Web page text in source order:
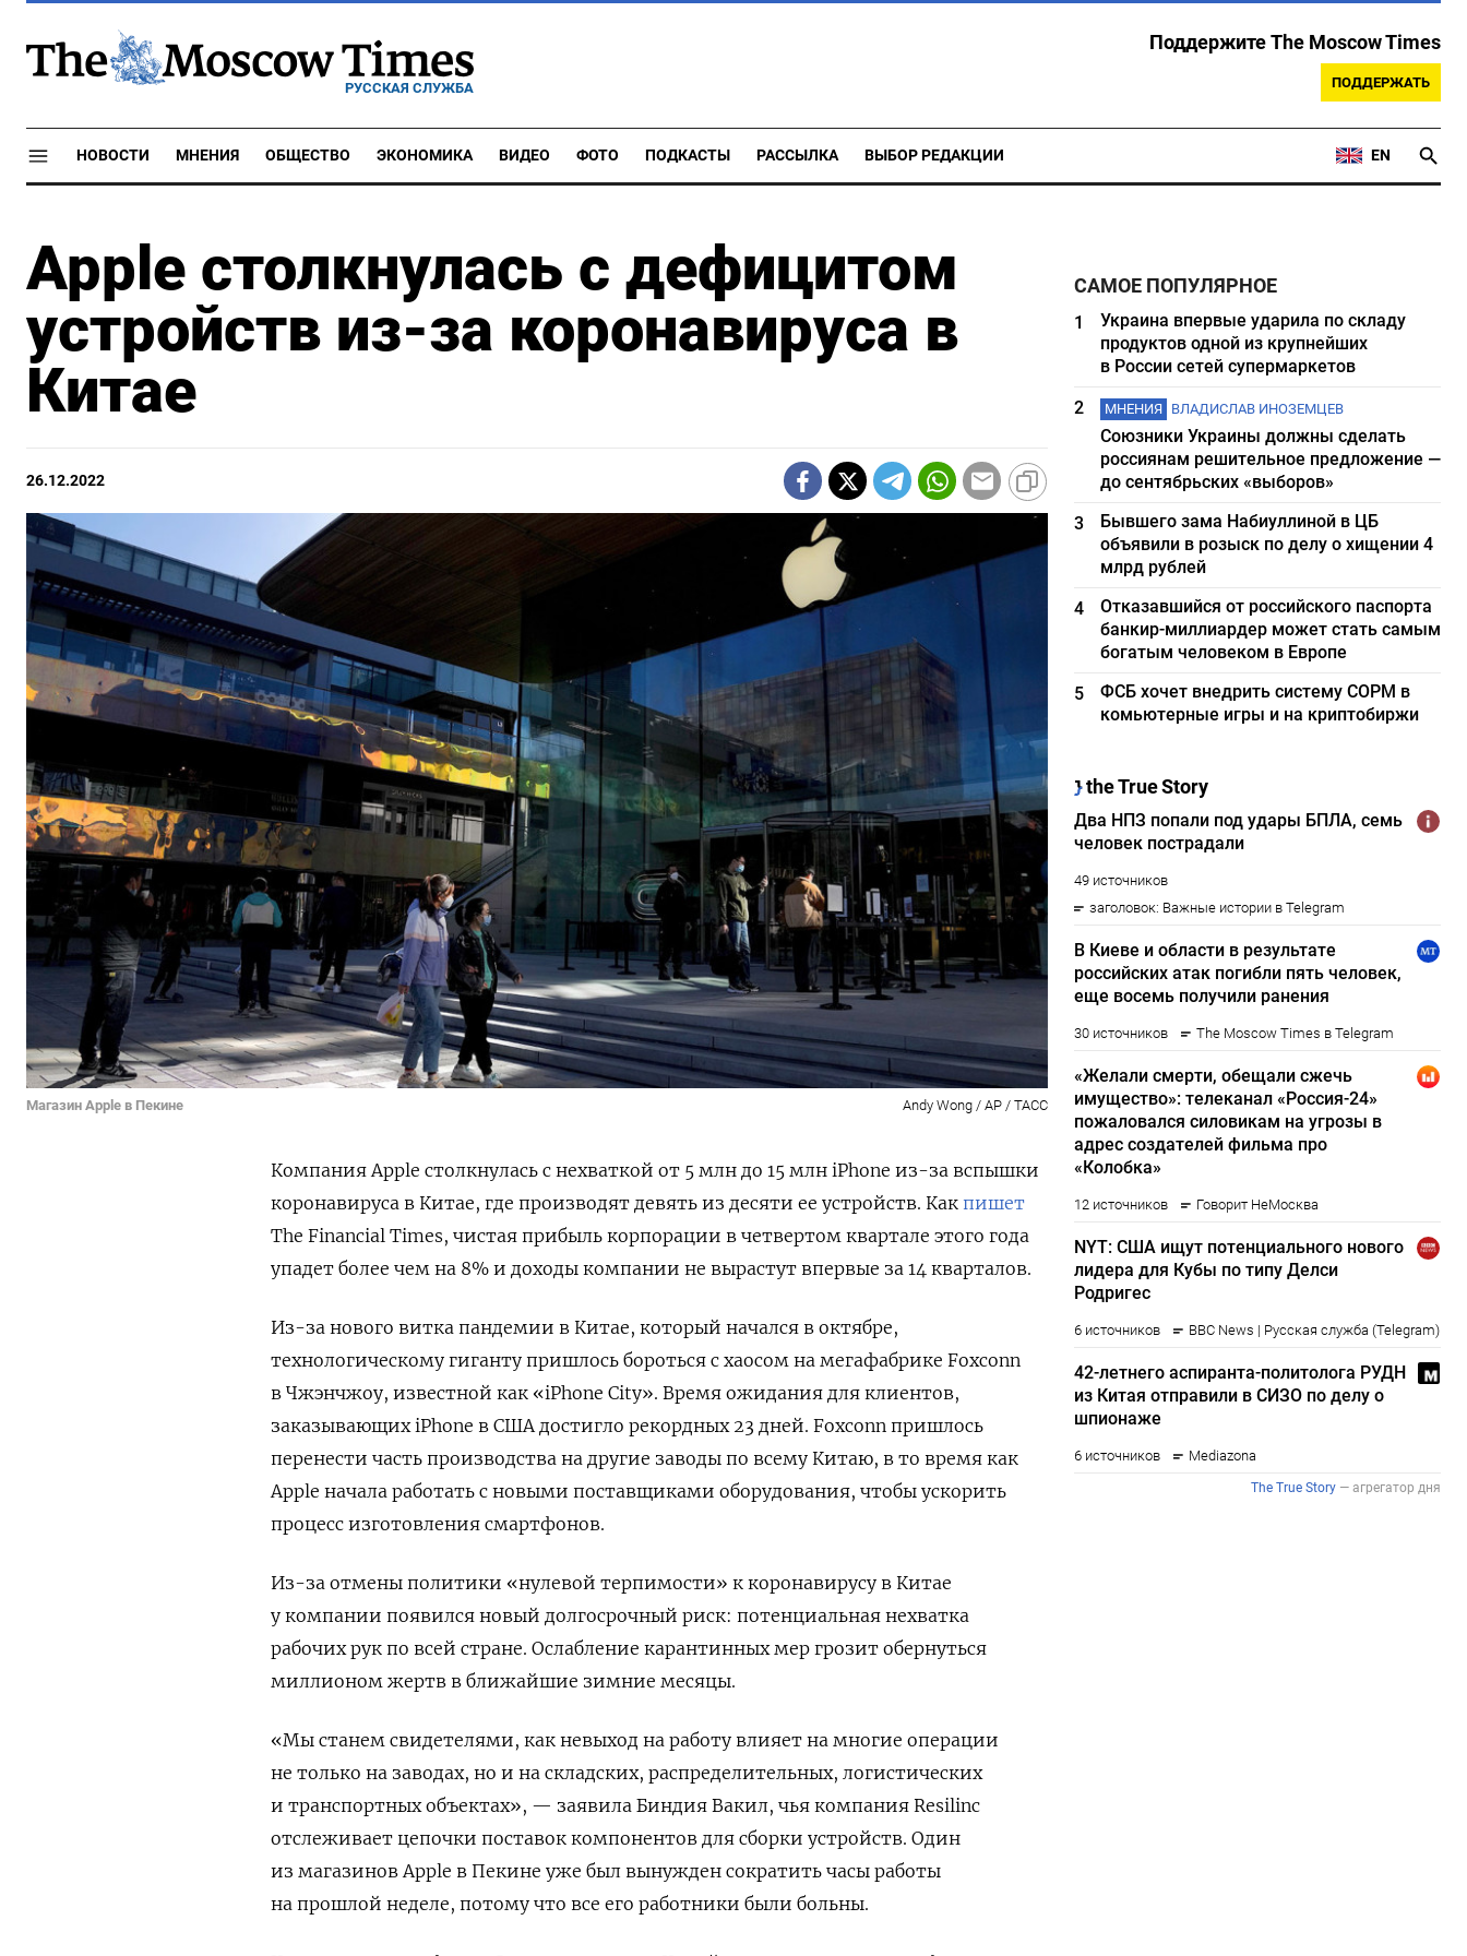
РУССКАЯ СЛУЖБА
Поддержите The Moscow Times
ПОДДЕРЖАТЬ
НОВОСТИ МНЕНИЯ ОБЩЕСТВО ЭКОНОМИКА ВИДЕО ФОТО ПОДКАСТЫ РАССЫЛКА ВЫБОР РЕДАКЦИИ EN
Apple столкнулась с дефицитом
устройств из-за коронавируса в
Китае
26.12.2022
Магазин Apple в Пекине Andy Wong / AP / ТАСС
Компания Apple столкнулась с нехваткой от 5 млн до 15 млн iPhone из-за вспышки
коронавируса в Китае, где производят девять из десяти ее устройств. Как пишет
The Financial Times, чистая прибыль корпорации в четвертом квартале этого года
упадет более чем на 8% и доходы компании не вырастут впервые за 14 кварталов.
Из-за нового витка пандемии в Китае, который начался в октябре,
технологическому гиганту пришлось бороться с хаосом на мегафабрике Foxconn
в Чжэнчжоу, известной как «iPhone City». Время ожидания для клиентов,
заказывающих iPhone в США достигло рекордных 23 дней. Foxconn пришлось
перенести часть производства на другие заводы по всему Китаю, в то время как
Apple начала работать с новыми поставщиками оборудования, чтобы ускорить
процесс изготовления смартфонов.
Из-за отмены политики «нулевой терпимости» к коронавирусу в Китае
у компании появился новый долгосрочный риск: потенциальная нехватка
рабочих рук по всей стране. Ослабление карантинных мер грозит обернуться
миллионом жертв в ближайшие зимние месяцы.
«Мы станем свидетелями, как невыход на работу влияет на многие операции
не только на заводах, но и на складских, распределительных, логистических
и транспортных объектах», — заявила Биндия Вакил, чья компания Resilinc
отслеживает цепочки поставок компонентов для сборки устройств. Один
из магазинов Apple в Пекине уже был вынужден сократить часы работы
на прошлой неделе, потому что все его работники были больны.
САМОЕ ПОПУЛЯРНОЕ
1
Украина впервые ударила по складу
продуктов одной из крупнейших
в России сетей супермаркетов
2
МНЕНИЯ ВЛАДИСЛАВ ИНОЗЕМЦЕВ
Союзники Украины должны сделать
россиянам решительное предложение —
до сентябрьских «выборов»
3
Бывшего зама Набиуллиной в ЦБ
объявили в розыск по делу о хищении 4
млрд рублей
4
Отказавшийся от российского паспорта
банкир-миллиардер может стать самым
богатым человеком в Европе
5
ФСБ хочет внедрить систему СОРМ в
комьютерные игры и на криптобиржи